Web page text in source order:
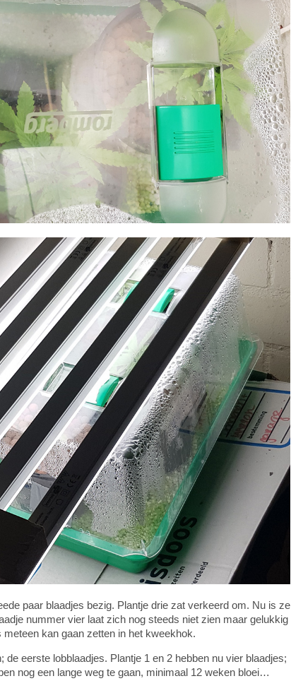
paar blaadjes bezig. Plantje drie zat verkeerd om. Nu is ze
nummer vier laat zich nog steeds niet zien maar gelukkig
kan gaan zetten in het kweekhok.
de eerste lobblaadjes. Plantje 1 en 2 hebben nu vier blaadjes;
nog een lange weg te gaan, minimaal 12 weken bloei…